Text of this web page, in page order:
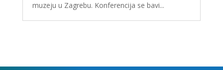
muzeju u Zagrebu. Konferencija se bavi...